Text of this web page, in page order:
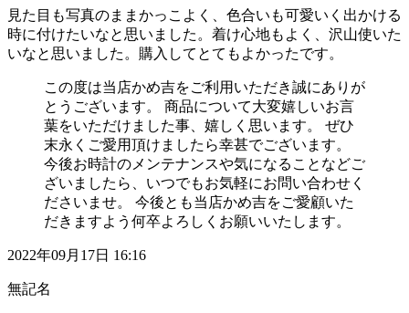
見た目も写真のままかっこよく、色合いも可愛いく出かける
時に付けたいなと思いました。着け心地もよく、沢山使いた
いなと思いました。購入してとてもよかったです。
この度は当店かめ吉をご利用いただき誠にありが
とうございます。 商品について大変嬉しいお言
葉をいただけました事、嬉しく思います。 ぜひ
末永くご愛用頂けましたら幸甚でございます。
今後お時計のメンテナンスや気になることなどご
ざいましたら、いつでもお気軽にお問い合わせく
ださいませ。 今後とも当店かめ吉をご愛顧いた
だきますよう何卒よろしくお願いいたします。
2022年09月17日 16:16
無記名